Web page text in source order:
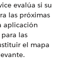
evalúa si su
las próximas
aplicación
las
el mapa